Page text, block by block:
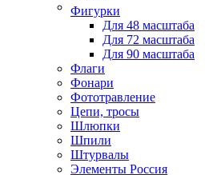
Фигурки
Для 48 масштаба
Для 72 масштаба
Для 90 масштаба
Флаги
Фонари
Фототравление
Цепи, тросы
Шлюпки
Шпили
Штурвалы
Элементы Россия